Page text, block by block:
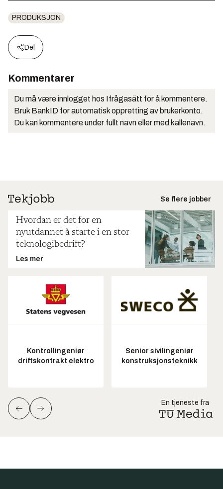
PRODUKSJON
Del
Kommentarer
Du må være innlogget hos Ifrågasätt for å kommentere.
Bruk BankID for automatisk oppretting av brukerkonto.
Du kan kommentere under fullt navn eller med kallenavn.
Se flere jobber
Hvordan er det for en
nyutdannet å starte i en stor
teknologibedrift?
Les mer
Kontrollingeniør
driftskontrakt elektro
Senior sivilingeniør
konstruksjonsteknikk
En tjeneste fra